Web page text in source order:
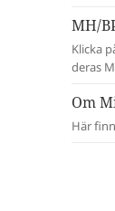
MH/
Klicka
deras
Om
Här